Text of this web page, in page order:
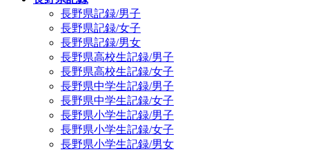
長野県記録/男子
長野県記録/女子
長野県記録/男女
長野県高校生記録/男子
長野県高校生記録/女子
長野県中学生記録/男子
長野県中学生記録/女子
長野県小学生記録/男子
長野県小学生記録/女子
長野県小学生記録/男女